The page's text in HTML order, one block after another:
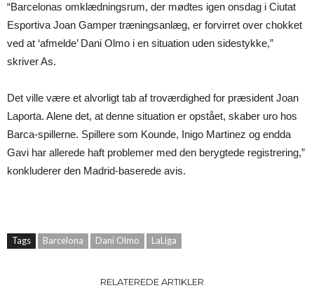
“Barcelonas omklædningsrum, der mødtes igen onsdag i Ciutat
Esportiva Joan Gamper træningsanlæg, er forvirret over chokket
ved at ‘afmelde’ Dani Olmo i en situation uden sidestykke,”
skriver As.
Det ville være et alvorligt tab af troværdighed for præsident Joan
Laporta. Alene det, at denne situation er opstået, skaber uro hos
Barca-spillerne. Spillere som Kounde, Inigo Martinez og endda
Gavi har allerede haft problemer med den berygtede registrering,”
konkluderer den Madrid-baserede avis.
Tags Barcelona Dani Olmo LaLiga
RELATEREDE ARTIKLER